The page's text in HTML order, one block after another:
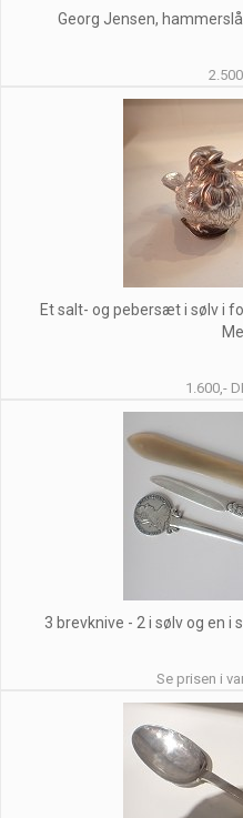
Georg Jensen,
Et salt- og pebersæt i sølv i
1.600,-
3 brevknive - 2 i sølv og en
Se prisen i